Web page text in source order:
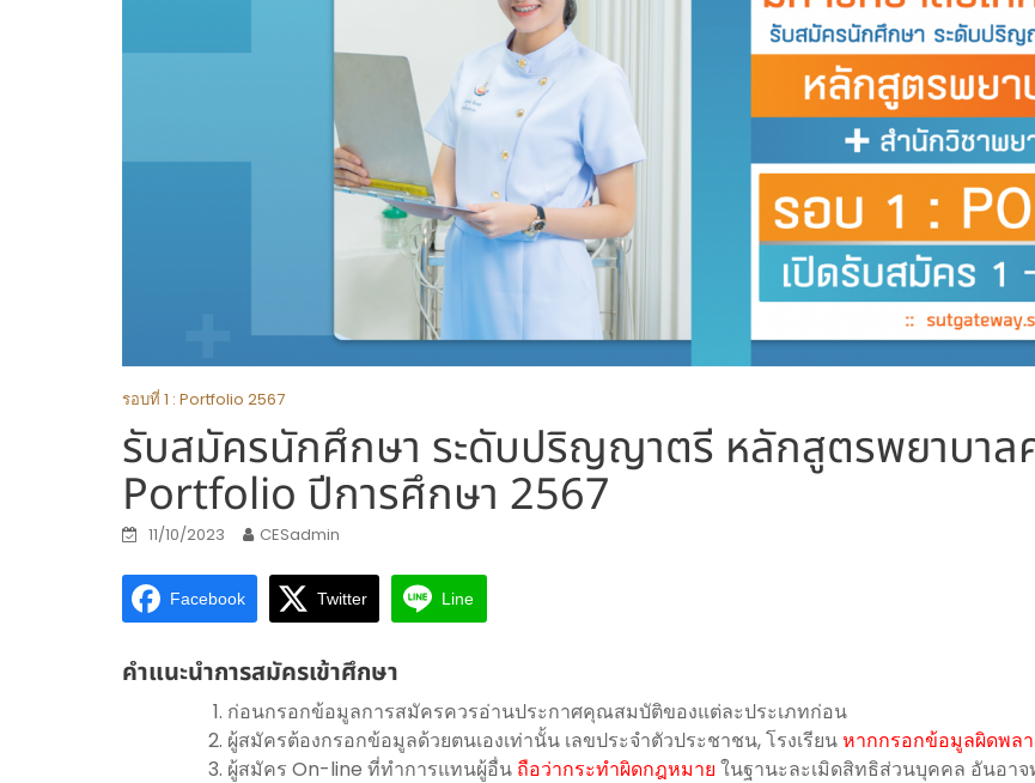
รอบที่ 1 : Portfolio 2567
รับสมัครนักศึกษา ระดับปริญญาตรี หลักสูตรพยาบาล
Portfolio ปีการศึกษา 2567
11/10/2023 CESadmin
Facebook Twitter Line
คำแนะนำการสมัครเข้าศึกษา
ก่อนกรอกข้อมูลการสมัครควรอ่านประกาศคุณสมบัติของแต่ละประเภทก่อน
ผู้สมัครต้องกรอกข้อมูลด้วยตนเองเท่านั้น เลขประจำตัวประชาชน, โรงเรียนหากกรอกข้อมูลผิดพล
ผู้สมัคร On-line ที่ทำการแทนผู้อื่น ถือว่ากระทำผิดกฎหมาย ในฐานะละเมิดสิทธิส่วนบุคคล อันอา